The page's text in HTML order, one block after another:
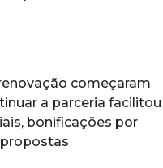
começaram
a parceria facilitou
bonificações por